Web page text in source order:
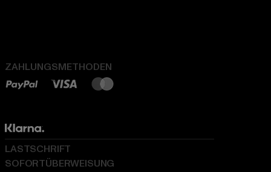
ZAHLUNGSMETHODEN
LASTSCHRIFT
SOFORTÜBERWEISUNG